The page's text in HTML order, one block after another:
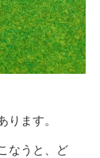
ります。
なうと、ど